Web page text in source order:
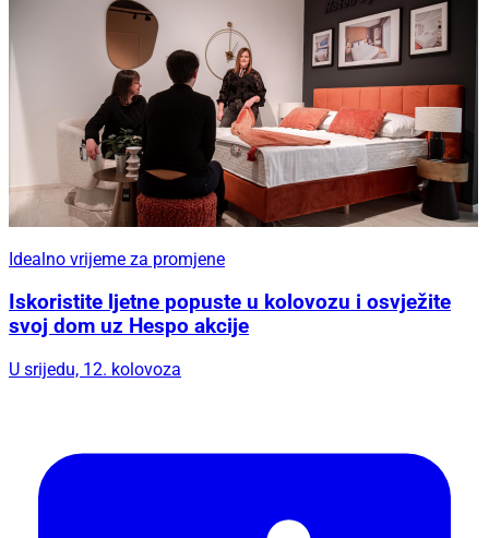
Idealno vrijeme za promjene
Iskoristite ljetne popuste u kolovozu i osvježite
svoj dom uz Hespo akcije
U srijedu, 12. kolovoza